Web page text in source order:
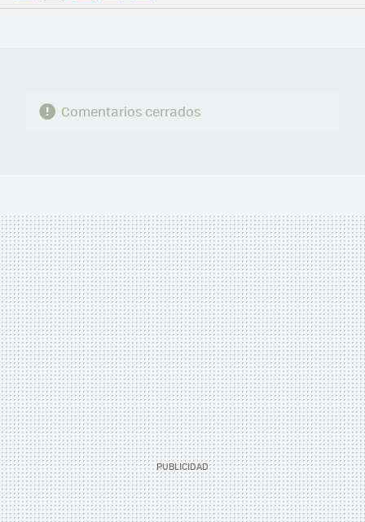
FACEBOOK
TWITTERFLIPBOARD
E-
WHATSAPP
Comentarios cerrados